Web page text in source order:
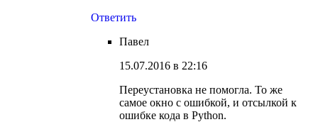
Ответить
Павел
15.07.2016 в 22:16
Переустановка не помогла. То же
самое окно с ошибкой, и отсылкой к
ошибке кода в Python.